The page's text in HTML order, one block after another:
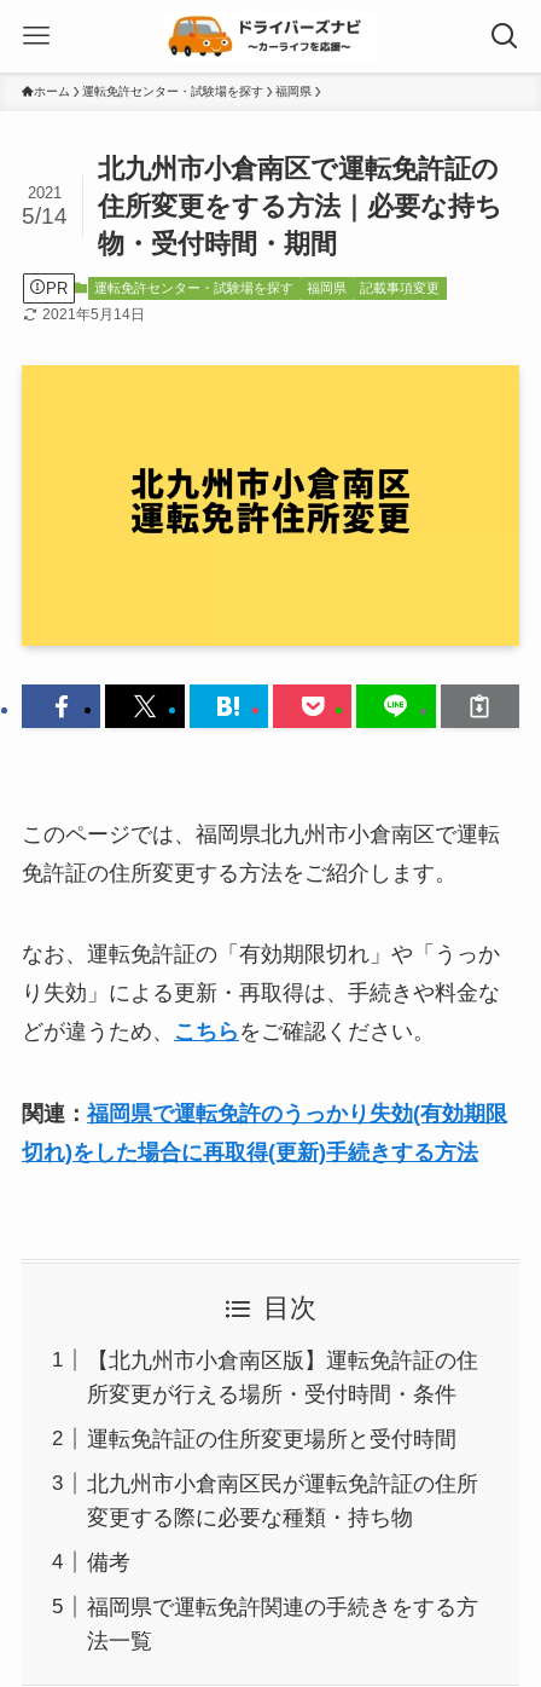
ホーム 運転免許センター・試験場を探す 福岡県
北九州市小倉南区で運転免許証の
住所変更をする方法｜必要な持ち
物・受付時間・期間
2021
5/14
PR 運転免許センター・試験場を探す 福岡県 記載事項変更
2021年5月14日
このページでは、福岡県北九州市小倉南区で運転
免許証の住所変更する方法をご紹介します。
なお、運転免許証の「有効期限切れ」や「うっか
り失効」による更新・再取得は、手続きや料金な
どが違うため、
こちら をご確認ください。
関連： 福岡県で運転免許のうっかり失効(有効期限
切れ)をした場合に再取得(更新)手続きする方法
目次
【北九州市小倉南区版】運転免許証の住
所変更が行える場所・受付時間・条件
運転免許証の住所変更場所と受付時間
北九州市小倉南区民が運転免許証の住所
変更する際に必要な種類・持ち物
備考
福岡県で運転免許関連の手続きをする方
法一覧